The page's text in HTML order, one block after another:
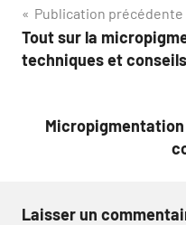
Navigation
de
Publication précédente
Tout sur la
techniques et conseils
Laisser un